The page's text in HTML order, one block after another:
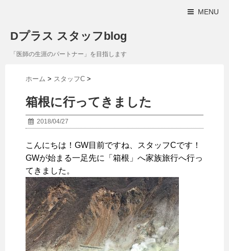
MENU
Dプラス スタッフblog
「医師の生涯のパートナー」を目指します
ホーム > スタッフC >
箱根に行ってきました
2018/04/27
こんにちは！GW目前ですね、スタッフCです！
GWが始まる一足先に「箱根」へ家族旅行へ行っ
てきました。